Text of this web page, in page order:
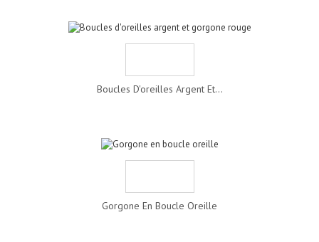
Boucles D'oreilles Argent Et...
Gorgone En Boucle Oreille